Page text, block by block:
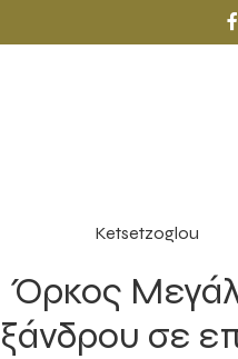
Ketsetzoglou
Όρκος
σε